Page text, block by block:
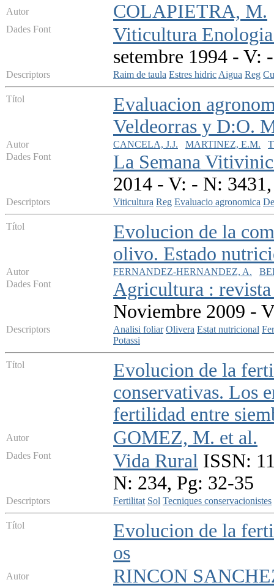
Autor COLAPIETRA, M.
Dades Font
Viticultura
setembre 1994 - V:
Descriptors Raim de taula Estres hidricAigua Reg
Títol
Evaluacion
Veldeorras y D:O.
Autor CANCELA, J.J. MARTINEZ, E.M.
Dades Font
La Semana
2014 - V: - N:
Descriptors Viticultura Reg Evaluacio agronomica
Títol
Evolucion de la
olivo. Estado
Autor FERNANDEZ-HERNANDEZ, A.
Dades Font
Agricultura : revista
Noviembre 2009 -
Descriptors Analisi foliar Olivera Estat nutricional
Potassi
Títol
Evolucion de la
conservativas. Los
fertilidad entre
Autor GOMEZ, M. et al.
Dades Font Vida Rural ISSN:
N: 234, Pg: 32-35
Descriptors Fertilitat Sol Tecniques conservacionistes
Títol
Evolucion de la
os
Autor RINCON